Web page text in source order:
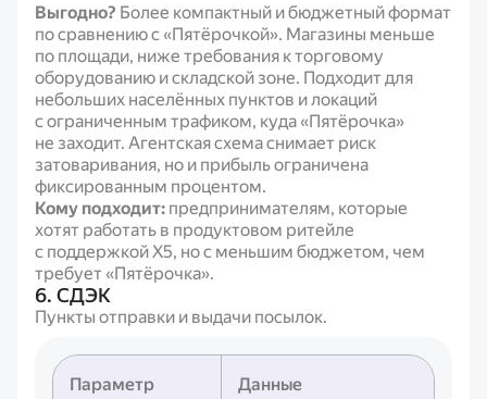
Выгодно? Более компактный и бюджетный формат
по сравнению с «Пятёрочкой». Магазины меньше
по площади, ниже требования к торговому
оборудованию и складской зоне. Подходит для
небольших населённых пунктов и локаций
с ограниченным трафиком, куда «Пятёрочка»
не заходит. Агентская схема снимает риск
затоваривания, но и прибыль ограничена
фиксированным процентом.
Кому подходит: предпринимателям, которые
хотят работать в продуктовом ритейле
с поддержкой X5, но с меньшим бюджетом, чем
требует «Пятёрочка».
6. СДЭК
Пункты отправки и выдачи посылок.
Параметр Данные